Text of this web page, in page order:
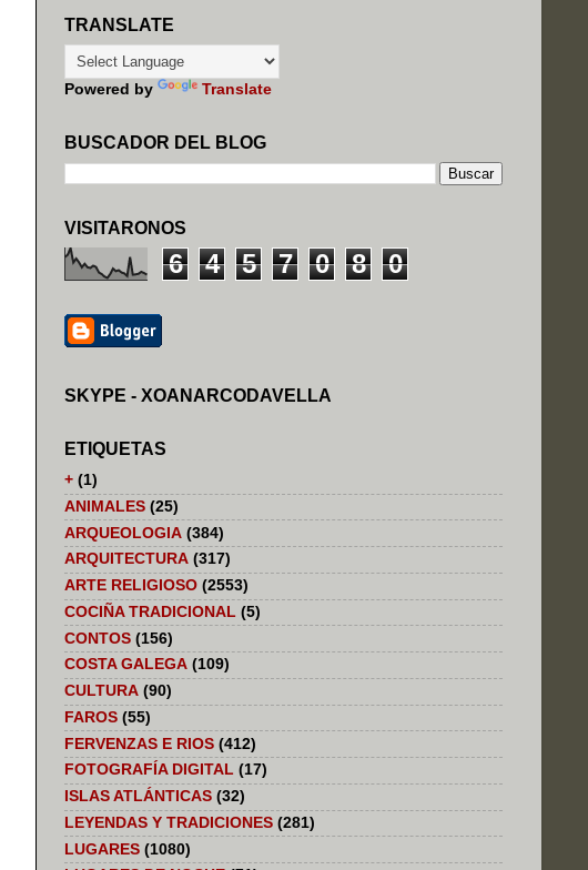
TRANSLATE
Powered by Translate
BUSCADOR DEL BLOG
VISITARONOS
6 4 5 7 0 8 0
SKYPE - XOANARCODAVELLA
ETIQUETAS
+ (1)
ANIMALES (25)
ARQUEOLOGIA (384)
ARQUITECTURA (317)
ARTE RELIGIOSO (2553)
COCIÑA TRADICIONAL (5)
CONTOS (156)
COSTA GALEGA (109)
CULTURA (90)
FAROS (55)
FERVENZAS E RIOS (412)
FOTOGRAFÍA DIGITAL (17)
ISLAS ATLÁNTICAS (32)
LEYENDAS Y TRADICIONES (281)
LUGARES (1080)